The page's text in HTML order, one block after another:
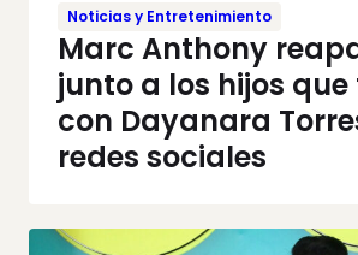
Noticias y Entretenimiento
Marc Anthony
junto a los hijos
con Dayanara
redes sociales